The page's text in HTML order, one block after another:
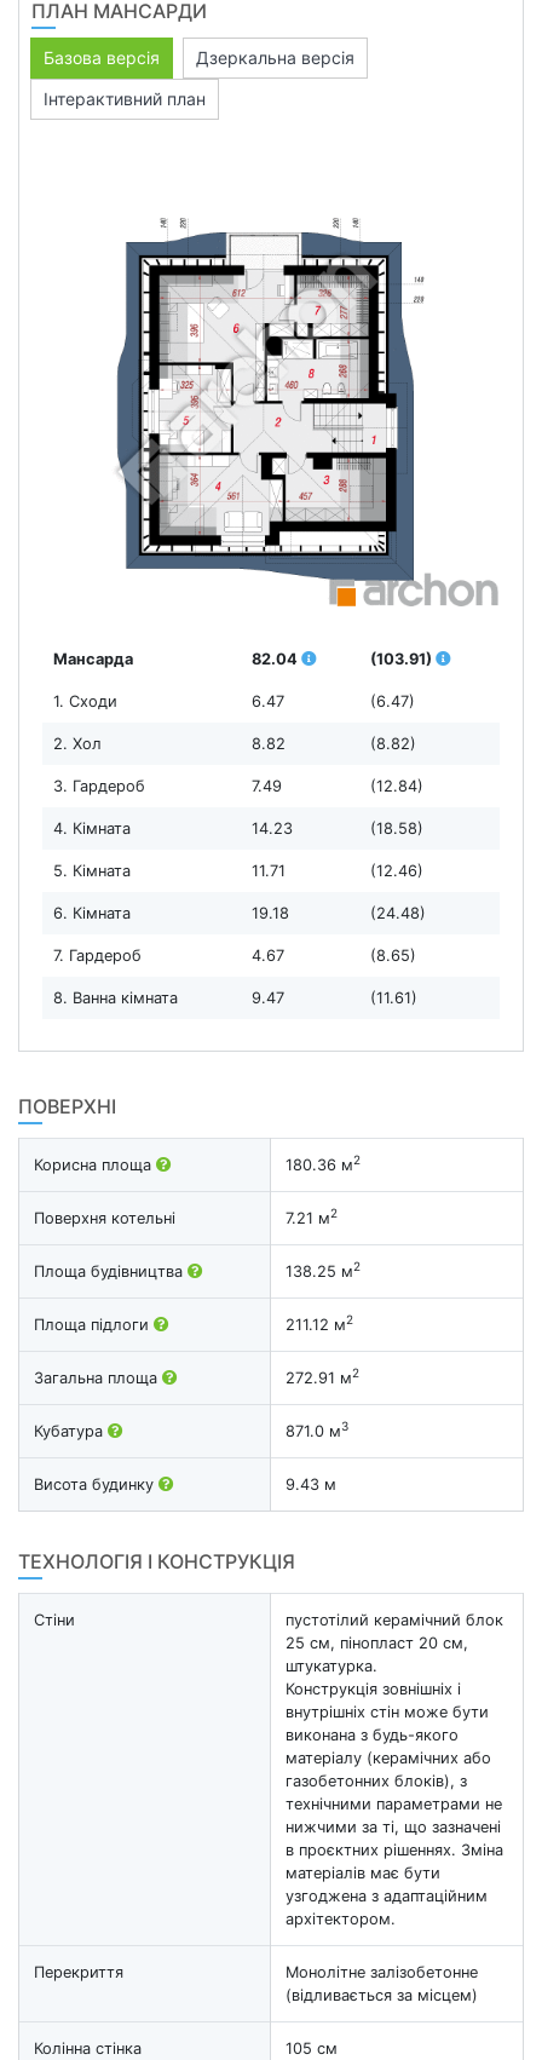
ПЛАН МАНСАРДИ
Базова версія
Дзеркальна версія
Інтерактивний план
Мансарда 82.04 (103.91)
1. Сходи 6.47 (6.47)
2. Хол 8.82 (8.82)
3. Гардероб 7.49 (12.84)
4. Кімната 14.23 (18.58)
5. Кімната 11.71 (12.46)
6. Кімната 19.18 (24.48)
7. Гардероб 4.67 (8.65)
8. Ванна кімната 9.47 (11.61)
ПОВЕРХНІ
Корисна площа 180.36 м2
Поверхня котельні 7.21 м2
Площа будівництва 138.25 м2
Площа підлоги 211.12 м2
Загальна площа 272.91 м2
Кубатура 871.0 м3
Висота будинку 9.43 м
ТЕХНОЛОГІЯ І КОНСТРУКЦІЯ
Стіни
пустотілий керамічний блок
25 см, пінопласт 20 см,
штукатурка.
Конструкція зовнішніх і
внутрішніх стін може бути
виконана з будь-якого
матеріалу (керамічних або
газобетонних блоків), з
технічними параметрами не
нижчими за ті, що зазначені
в проєктних рішеннях. Зміна
матеріалів має бути
узгоджена з адаптаційним
архітектором.
Перекриття
Монолітне залізобетонне
(відливається за місцем)
Колінна стінка 105 см